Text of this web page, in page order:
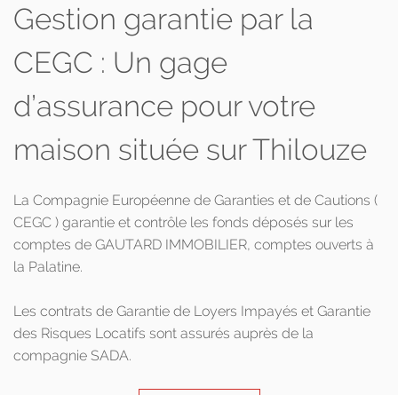
Gestion garantie par la
CEGC : Un gage
d’assurance pour votre
maison située sur Thilouze
La Compagnie Européenne de Garanties et de Cautions (
CEGC ) garantie et contrôle les fonds déposés sur les
comptes de GAUTARD IMMOBILIER, comptes ouverts à
la Palatine.
Les contrats de Garantie de Loyers Impayés et Garantie
des Risques Locatifs sont assurés auprès de la
compagnie SADA.